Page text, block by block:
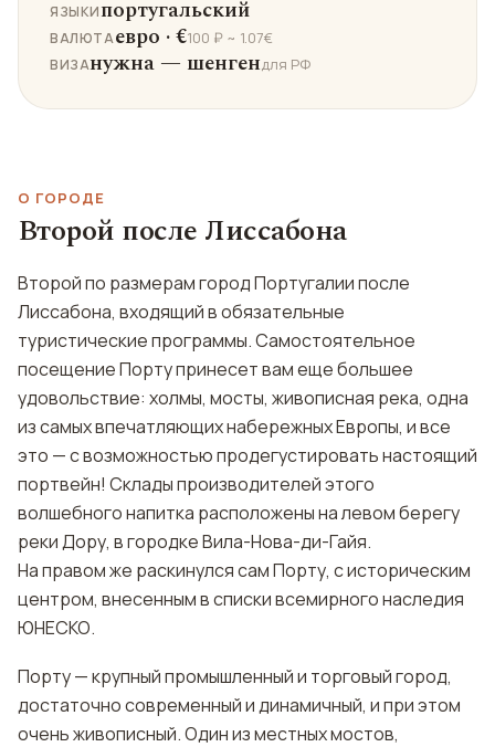
ЯЗЫКИпортугальский
ВАЛЮТАевро · €100 ₽ ~ 1.07€
ВИЗАнужна — шенгендля РФ
О ГОРОДЕ
Второй после Лиссабона
Второй по размерам город Португалии после
Лиссабона, входящий в обязательные
туристические программы. Самостоятельное
посещение Порту принесет вам еще большее
удовольствие: холмы, мосты, живописная река, одна
из самых впечатляющих набережных Европы, и все
это — с возможностью продегустировать настоящий
портвейн! Склады производителей этого
волшебного напитка расположены на левом берегу
реки Дору, в городке Вила-Нова-ди-Гайя.
На правом же раскинулся сам Порту, с историческим
центром, внесенным в списки всемирного наследия
ЮНЕСКО.
Порту — крупный промышленный и торговый город,
достаточно современный и динамичный, и при этом
очень живописный. Один из местных мостов,